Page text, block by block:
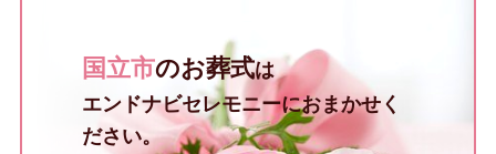
国立市のお葬式は
エンドナビセレモニーにおまかせく
ださい。